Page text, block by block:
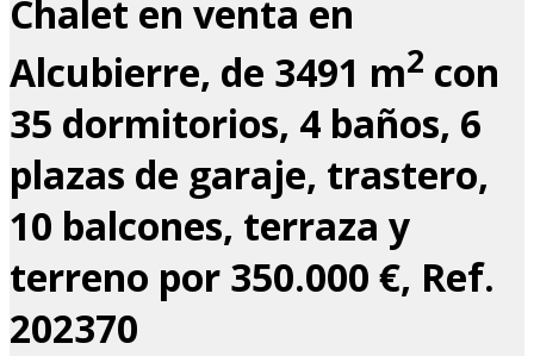
Chalet en venta en
Alcubierre, de 3491 m2 con
35 dormitorios, 4 baños, 6
plazas de garaje, trastero,
10 balcones, terraza y
terreno por 350.000 €, Ref.
202370